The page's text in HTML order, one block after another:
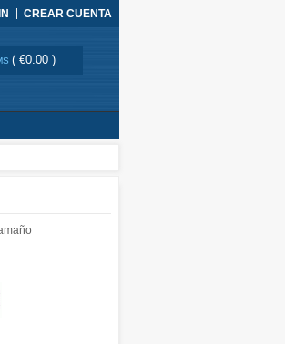
CREAR CUENTA
( €0.00 )